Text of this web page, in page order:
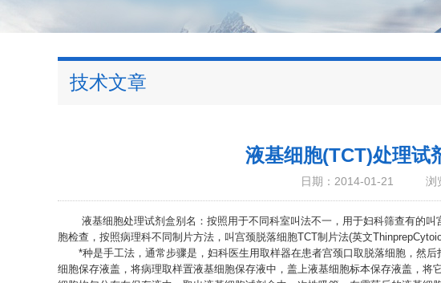
技术文章
液基细胞(TCT)处理试
日期：2014-01-21 浏
液基细胞处理试剂盒别名：按照用于不同科室叫法不一，用于妇科筛查有的叫
胞检查，按照病理科不同制片方法，叫宫颈脱落细胞TCT制片法(英文
*种是手工法，通常步骤是，妇科医生用取样器在患者宫颈口取脱落细胞，然后
细胞保存液盖，将病理取样置液基细胞保存液中，盖上液基细胞标本保存液盖，